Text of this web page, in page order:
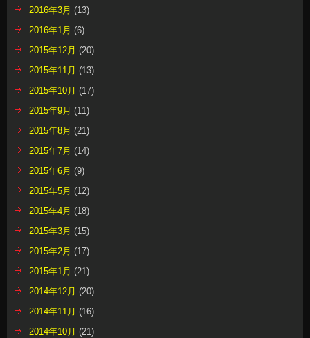
2016年3月 (13)
2016年1月 (6)
2015年12月 (20)
2015年11月 (13)
2015年10月 (17)
2015年9月 (11)
2015年8月 (21)
2015年7月 (14)
2015年6月 (9)
2015年5月 (12)
2015年4月 (18)
2015年3月 (15)
2015年2月 (17)
2015年1月 (21)
2014年12月 (20)
2014年11月 (16)
2014年10月 (21)